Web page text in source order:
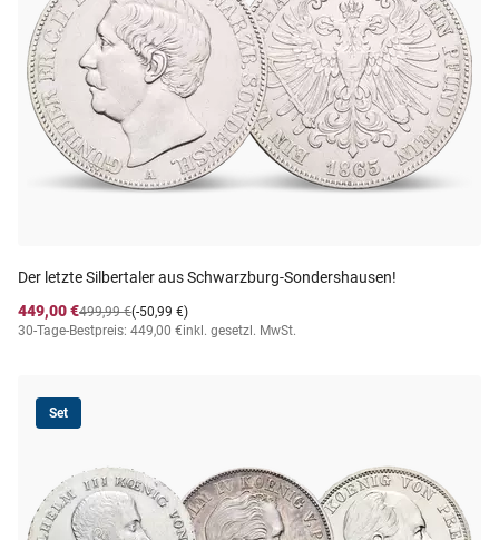
Der letzte Silbertaler aus Schwarzburg-Sondershausen!
449,00 €
(-50,99 €)
499,99 €
30-Tage-Bestpreis: 449,00 €inkl. gesetzl. MwSt.
Set